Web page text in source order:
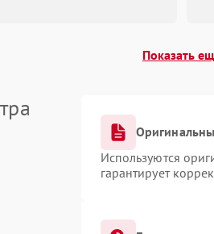
Неисправность системы
резервирования питания (ИБП)
Показать
Используются
гарантирует